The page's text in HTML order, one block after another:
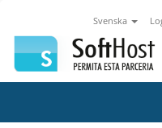
Svenska